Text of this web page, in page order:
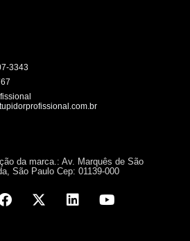
3343
da marca.: Av. Marquês de São
São Paulo Cep: 01139-000